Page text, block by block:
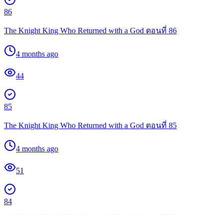
86
The Knight King Who Returned with a God ตอนที่ 86
4 months ago
44
85
The Knight King Who Returned with a God ตอนที่ 85
4 months ago
51
84